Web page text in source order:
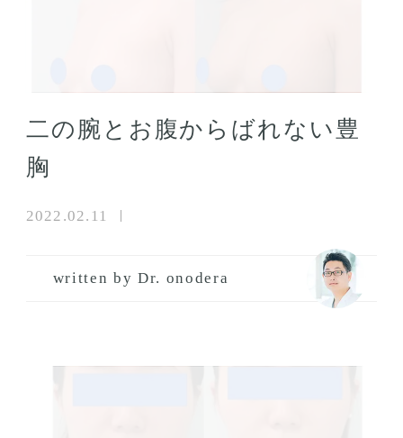
二の腕とお腹からばれない豊
胸
2022.02.11
written by Dr. onodera